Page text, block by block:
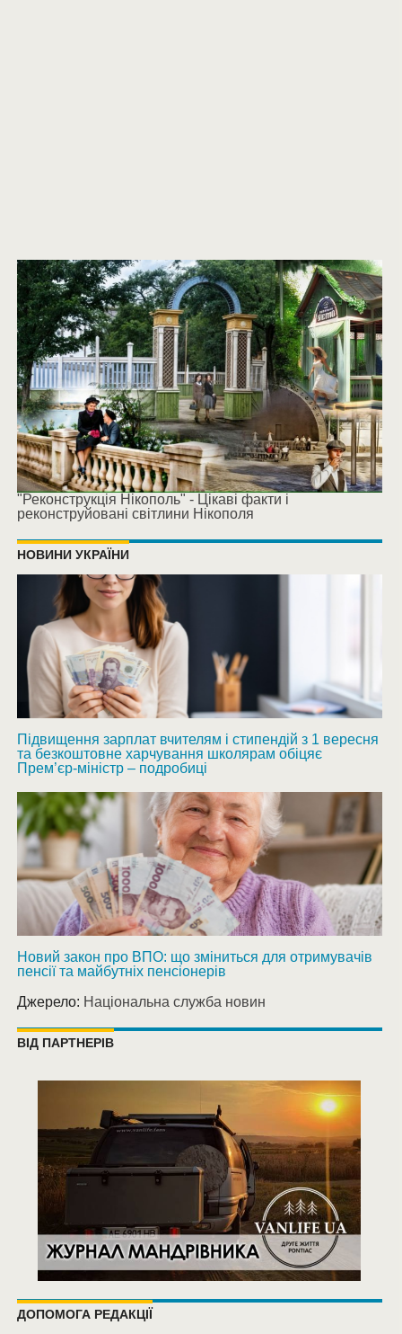
"Реконструкція Нікополь" - Цікаві факти і
реконструйовані світлини Нікополя
НОВИНИ УКРАЇНИ
Підвищення зарплат вчителям і стипендій з 1 вересня
та безкоштовне харчування школярам обіцяє
Прем’єр-міністр – подробиці
Новий закон про ВПО: що зміниться для отримувачів
пенсії та майбутніх пенсіонерів
Джерело: Національна служба новин
ВІД ПАРТНЕРІВ
ДОПОМОГА РЕДАКЦІЇ